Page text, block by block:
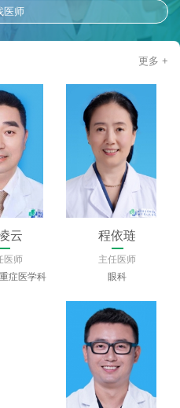
医师
更多 +
云
医师
症医学科
程依琏
主任医师
眼科